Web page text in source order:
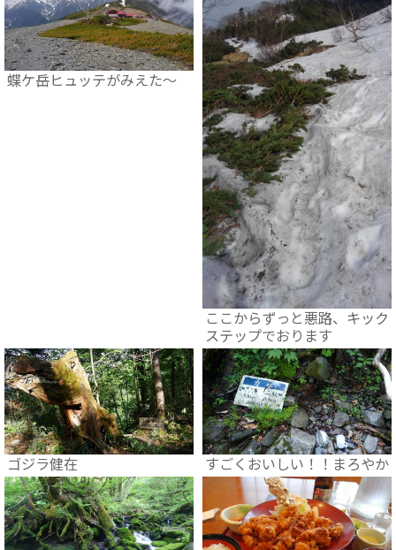
蝶ケ岳ヒュッテがみえた～
ここからずっと悪路、キック
ステップでおります
ゴジラ健在 すごくおいしい！！まろやか